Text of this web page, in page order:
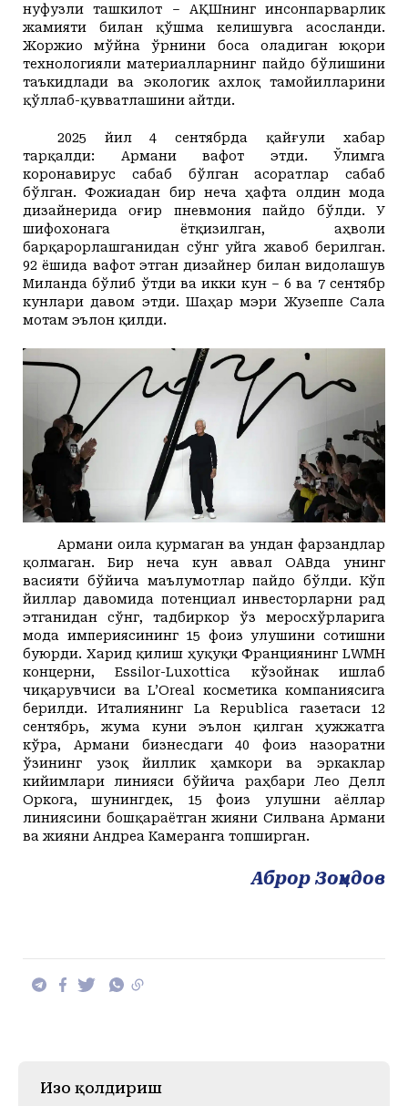
нуфузли ташкилот – АҚШнинг инсонпарварлик
жамияти билан қўшма келишувга асосланди.
Жоржио мўйна ўрнини боса оладиган юқори
технологияли материалларнинг пайдо бўлишини
таъкидлади ва экологик ахлоқ тамойилларини
қўллаб-қувватлашини айтди.
2025 йил 4 сентябрда қайғули хабар
тарқалди: Армани вафот этди. Ўлимга
коронавирус сабаб бўлган асоратлар сабаб
бўлган. Фожиадан бир неча ҳафта олдин мода
дизайнерида оғир пневмония пайдо бўлди. У
шифохонага ётқизилган, аҳволи
барқарорлашганидан сўнг уйга жавоб берилган.
92 ёшида вафот этган дизайнер билан видолашув
Миланда бўлиб ўтди ва икки кун – 6 ва 7 сентябр
кунлари давом этди. Шаҳар мэри Жузеппе Сала
мотам эълон қилди.
Армани оила қурмаган ва ундан фарзандлар
қолмаган. Бир неча кун аввал ОАВда унинг
васияти бўйича маълумотлар пайдо бўлди. Кўп
йиллар давомида потенциал инвесторларни рад
этганидан сўнг, тадбиркор ўз меросхўрларига
мода империясининг 15 фоиз улушини сотишни
буюрди. Харид қилиш ҳуқуқи Франциянинг LWMH
концерни, Essilor-Luxottica кўзойнак ишлаб
чиқарувчиси ва L’Oreal косметика компаниясига
берилди. Италиянинг La Republica газетаси 12
сентябрь, жума куни эълон қилган ҳужжатга
кўра, Армани бизнесдаги 40 фоиз назоратни
ўзининг узоқ йиллик ҳамкори ва эркаклар
кийимлари линияси бўйича раҳбари Лео Делл
Оркога, шунингдек, 15 фоиз улушни аёллар
линиясини бошқараётган жияни Силвана Армани
ва жияни Андреа Камеранга топширган.
Аброр Зоҳидов
Изоҳ қолдириш